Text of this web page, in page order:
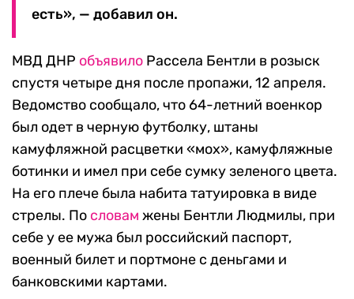
есть», — добавил он.
МВД ДНР объявило Рассела Бентли в розыск
спустя четыре дня после пропажи, 12 апреля.
Ведомство сообщало, что 64-летний военкор
был одет в черную футболку, штаны
камуфляжной расцветки «мох», камуфляжные
ботинки и имел при себе сумку зеленого цвета.
На его плече была набита татуировка в виде
стрелы. По словам жены Бентли Людмилы, при
себе у ее мужа был российский паспорт,
военный билет и портмоне с деньгами и
банковскими картами.